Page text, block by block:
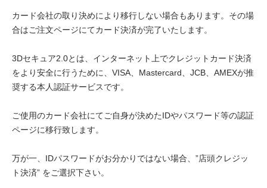
カード会社の取り決めにより移行しない場合もあります。その場
合はご注文ページにてカード決済が完了いたします。
3Dセキュア2.0とは、インターネット上でクレジットカード決済
をより安全に行うために、VISA、Mastercard、JCB、AMEXが推
奨する本人認証サービスです。
ご使用のカード会社にてご自身が決めたIDやパスワード等の認証
ページに移行致します。
万が一、IDパスワードがお分かりではない場合、”店頭クレジッ
ト決済” をご選択下さい。